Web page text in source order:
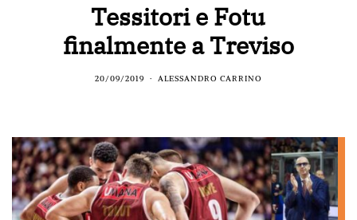
Tessitori e Fotu
finalmente a Treviso
20/09/2019 ALESSANDRO CARRINO